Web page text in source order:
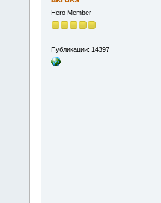
Hero Member
Публикации: 14397